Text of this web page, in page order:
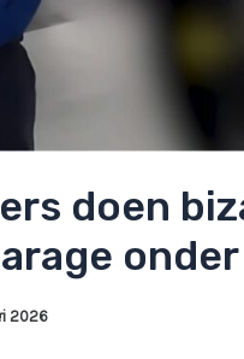
doen
2026